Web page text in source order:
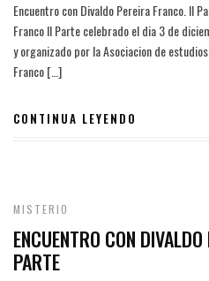
Encuentro con Divaldo Pereira Franco. II
Franco II Parte celebrado el dia 3 de
y organizado por la Asociacion de
Franco […]
CONTINUA LEYENDO
MISTERIO
ENCUENTRO CON
PARTE